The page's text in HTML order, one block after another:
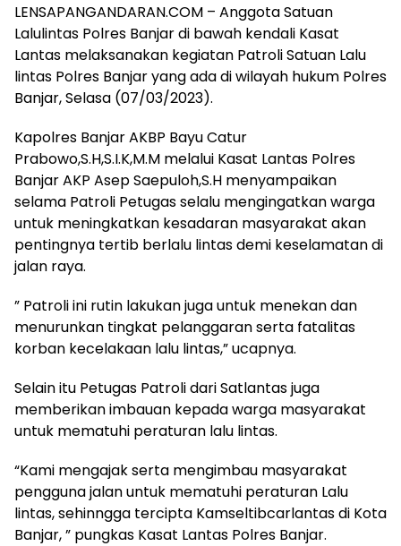
LENSAPANGANDARAN.COM – Anggota Satuan
Lalulintas Polres Banjar di bawah kendali Kasat
Lantas melaksanakan kegiatan Patroli Satuan Lalu
lintas Polres Banjar yang ada di wilayah hukum Polres
Banjar, Selasa (07/03/2023).
Kapolres Banjar AKBP Bayu Catur
Prabowo,S.H,S.I.K,M.M melalui Kasat Lantas Polres
Banjar AKP Asep Saepuloh,S.H menyampaikan
selama Patroli Petugas selalu mengingatkan warga
untuk meningkatkan kesadaran masyarakat akan
pentingnya tertib berlalu lintas demi keselamatan di
jalan raya.
” Patroli ini rutin lakukan juga untuk menekan dan
menurunkan tingkat pelanggaran serta fatalitas
korban kecelakaan lalu lintas,” ucapnya.
Selain itu Petugas Patroli dari Satlantas juga
memberikan imbauan kepada warga masyarakat
untuk mematuhi peraturan lalu lintas.
“Kami mengajak serta mengimbau masyarakat
pengguna jalan untuk mematuhi peraturan Lalu
lintas, sehinngga tercipta Kamseltibcarlantas di Kota
Banjar, ” pungkas Kasat Lantas Polres Banjar.